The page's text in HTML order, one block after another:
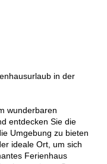
in der
wunderbaren
entdecken Sie die
Umgebung zu bieten
ideale Ort, um sich
Ferienhaus